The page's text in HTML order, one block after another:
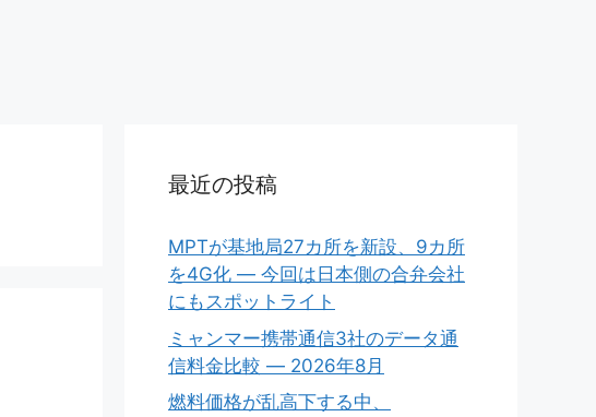
最近の投稿
MPTが基地局27カ所を新設、9カ所
を4G化 ― 今回は日本側の合弁会社
にもスポットライト
ミャンマー携帯通信3社のデータ通
信料金比較 ― 2026年8月
燃料価格が乱高下する中、